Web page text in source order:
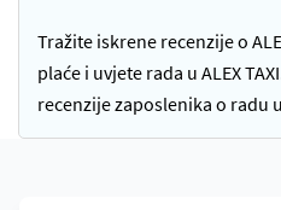
Tražite iskrene recenzije o
plaće i uvjete rada u ALEX
recenzije zaposlenika o radu